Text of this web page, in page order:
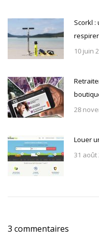
Scorkl
respirer
10 juin
28
Louer
31 août
3 commentaires